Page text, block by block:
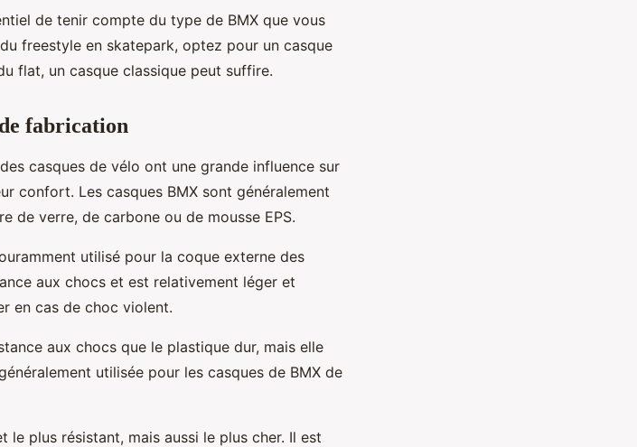
de tenir compte du type de BMX que vous
freestyle en skatepark, optez pour un casque
flat, un casque classique peut suffire.
fabrication
casques de vélo ont une grande influence sur
confort. Les casques BMX sont généralement
de verre, de carbone ou de mousse EPS.
utilisé pour la coque externe des
aux chocs et est relativement léger et
en cas de choc violent.
aux chocs que le plastique dur, mais elle
utilisée pour les casques de BMX de
le plus résistant, mais aussi le plus cher. Il est